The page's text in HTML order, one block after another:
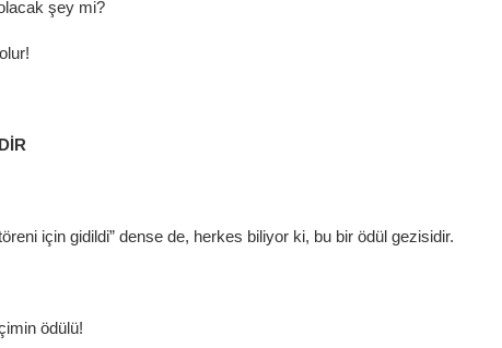
şey mi?
için gidildi” dense de, herkes biliyor ki, bu bir ödül gezisidir.
ödülü!